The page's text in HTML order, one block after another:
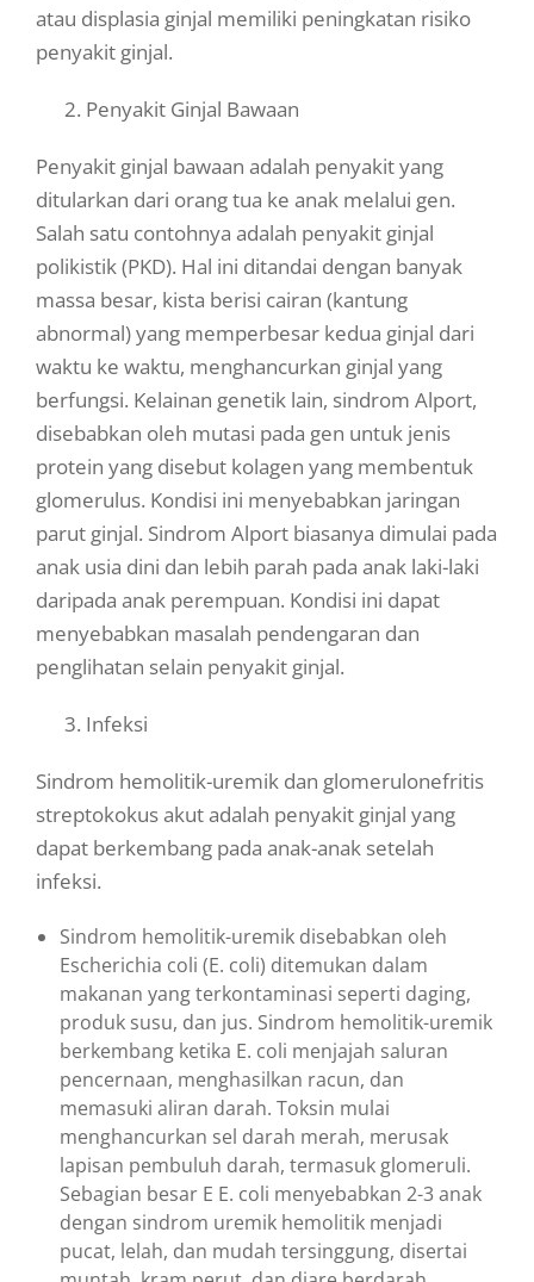
atau displasia ginjal memiliki peningkatan risiko
penyakit ginjal.
2. Penyakit Ginjal Bawaan
Penyakit ginjal bawaan adalah penyakit yang
ditularkan dari orang tua ke anak melalui gen.
Salah satu contohnya adalah penyakit ginjal
polikistik (PKD). Hal ini ditandai dengan banyak
massa besar, kista berisi cairan (kantung
abnormal) yang memperbesar kedua ginjal dari
waktu ke waktu, menghancurkan ginjal yang
berfungsi. Kelainan genetik lain, sindrom Alport,
disebabkan oleh mutasi pada gen untuk jenis
protein yang disebut kolagen yang membentuk
glomerulus. Kondisi ini menyebabkan jaringan
parut ginjal. Sindrom Alport biasanya dimulai pada
anak usia dini dan lebih parah pada anak laki-laki
daripada anak perempuan. Kondisi ini dapat
menyebabkan masalah pendengaran dan
penglihatan selain penyakit ginjal.
3. Infeksi
Sindrom hemolitik-uremik dan glomerulonefritis
streptokokus akut adalah penyakit ginjal yang
dapat berkembang pada anak-anak setelah
infeksi.
Sindrom hemolitik-uremik disebabkan oleh
Escherichia coli (E. coli) ditemukan dalam
makanan yang terkontaminasi seperti daging,
produk susu, dan jus. Sindrom hemolitik-uremik
berkembang ketika E. coli menjajah saluran
pencernaan, menghasilkan racun, dan
memasuki aliran darah. Toksin mulai
menghancurkan sel darah merah, merusak
lapisan pembuluh darah, termasuk glomeruli.
Sebagian besar E E. coli menyebabkan 2-3 anak
dengan sindrom uremik hemolitik menjadi
pucat, lelah, dan mudah tersinggung, disertai